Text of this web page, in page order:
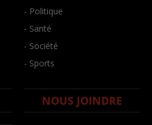
- Politique
- Santé
- Société
- Sports
NOUS JOINDRE